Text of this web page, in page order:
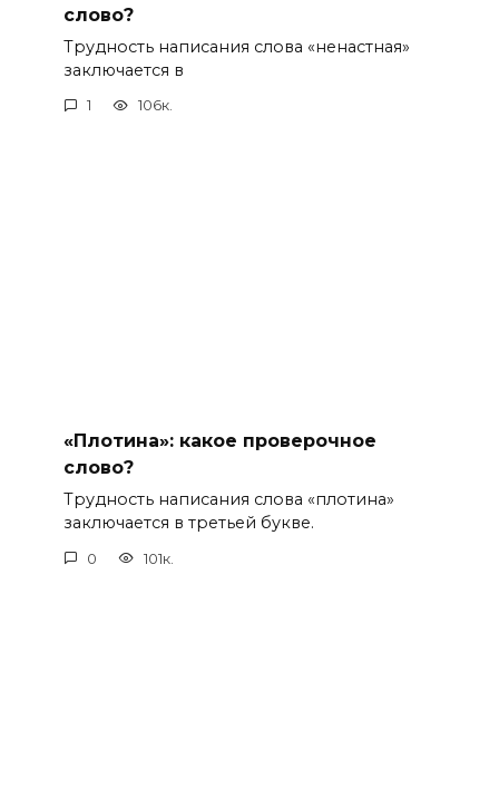
слово?
Трудность написания слова «ненастная»
заключается в
1 106к.
«Плотина»: какое проверочное
слово?
Трудность написания слова «плотина»
заключается в третьей букве.
0 101к.